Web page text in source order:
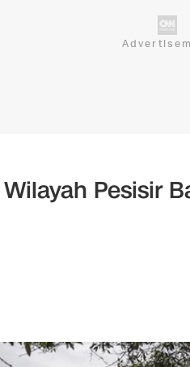
Pesisir